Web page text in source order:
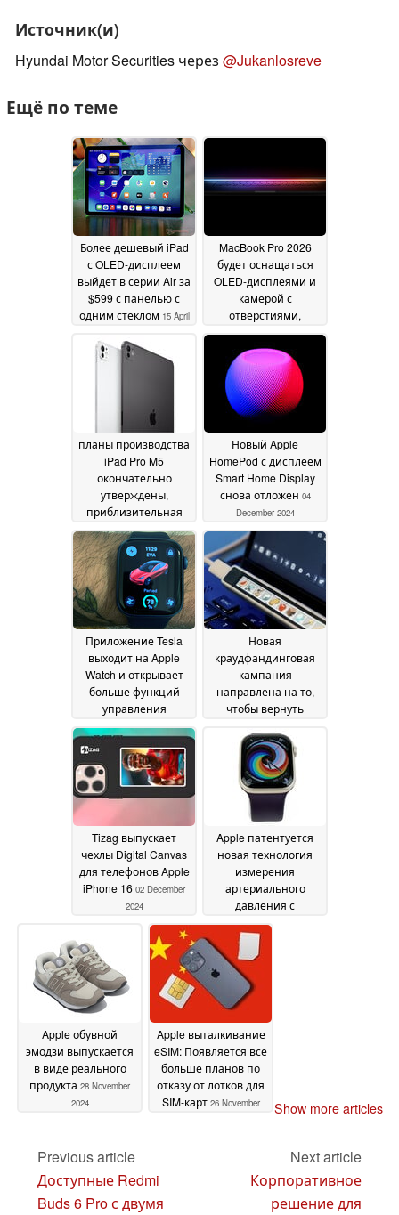
Источник(и)
Hyundai Motor Securities через @Jukanlosreve
Ещё по теме
Более дешевый iPad
с OLED-дисплеем
выйдет в серии Air за
$599 с панелью с
одним стеклом 15 April
MacBook Pro 2026
будет оснащаться
OLED-дисплеями и
камерой с
отверстиями,
отказавшись от
выреза10 December 2024
планы производства
iPad Pro M5
окончательно
утверждены,
приблизительная
дата начала
производства - 2025
год 06 December 2024
Новый Apple
HomePod с дисплеем
Smart Home Display
снова отложен 04
December 2024
Приложение Tesla
выходит на Apple
Watch и открывает
больше функций
управления
автомобилем04
December 2024
Новая
краудфандинговая
кампания
направлена на то,
чтобы вернуть
для Windows и Mac
December 2024
Tizag выпускает
чехлы Digital Canvas
для телефонов Apple
iPhone 16 02 December
2024
Apple патентуется
новая технология
измерения
артериального
давления с
помощью смарт-
часов 29 November 2024
Apple обувной
эмодзи выпускается
в виде реального
продукта 28 November
2024
Apple выталкивание
eSIM: Появляется все
больше планов по
отказу от лотков для
SIM-карт 26 November
Show more articles
Previous article
Доступные Redmi
Buds 6 Pro с двумя
Next article
Корпоративное
решение для